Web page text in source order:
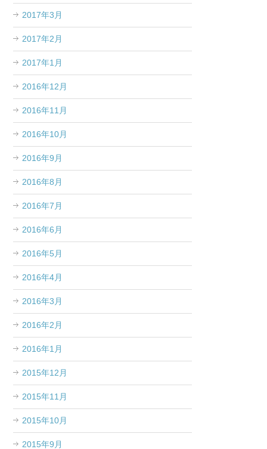
2017年3月
2017年2月
2017年1月
2016年12月
2016年11月
2016年10月
2016年9月
2016年8月
2016年7月
2016年6月
2016年5月
2016年4月
2016年3月
2016年2月
2016年1月
2015年12月
2015年11月
2015年10月
2015年9月